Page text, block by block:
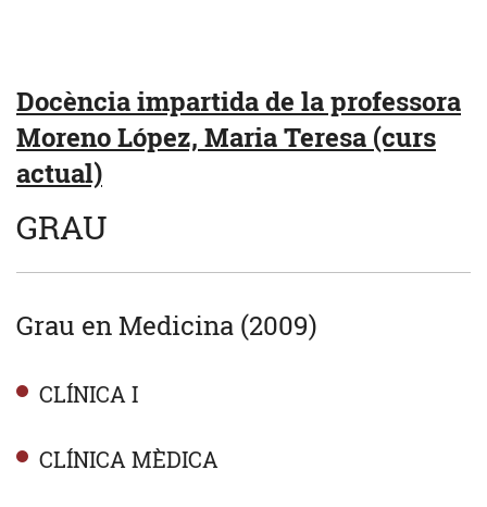
Docència impartida de la professora
Moreno López, Maria Teresa (curs
actual)
GRAU
Grau en Medicina (2009)
CLÍNICA I
CLÍNICA MÈDICA